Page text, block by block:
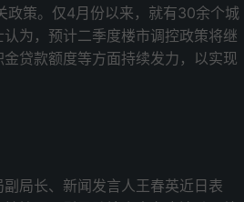
政策。仅4月份以来，就有30余个城
为，预计二季度楼市调控政策将继
贷款额度等方面持续发力，以实现
局长、新闻发言人王春英近日表